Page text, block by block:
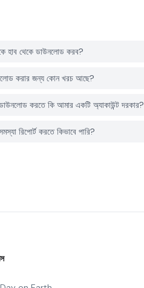
থেকে ডাউনলোড করব?
করার জন্য কোন খরচ আছে?
করতে কি আমার একটি অ্যাকাউন্ট দরকার?
রিপোর্ট করতে কিভাবে পারি?